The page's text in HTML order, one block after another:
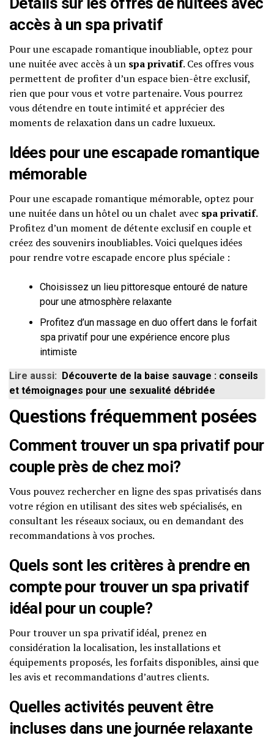
accès à un spa privatif
Pour une escapade romantique inoubliable, optez pour
une nuitée avec accès à un spa privatif. Ces offres vous
permettent de profiter d’un espace bien-être exclusif,
rien que pour vous et votre partenaire. Vous pourrez
vous détendre en toute intimité et apprécier des
moments de relaxation dans un cadre luxueux.
Idées pour une escapade romantique
mémorable
Pour une escapade romantique mémorable, optez pour
une nuitée dans un hôtel ou un chalet avec spa privatif.
Profitez d’un moment de détente exclusif en couple et
créez des souvenirs inoubliables. Voici quelques idées
pour rendre votre escapade encore plus spéciale :
Choisissez un lieu pittoresque entouré de nature
pour une atmosphère relaxante
Profitez d’un massage en duo offert dans le forfait
spa privatif pour une expérience encore plus
intimiste
Lire aussi: Découverte de la baise sauvage : conseils
et témoignages pour une sexualité débridée
Questions fréquemment posées
Comment trouver un spa privatif pour
couple près de chez moi?
Vous pouvez rechercher en ligne des spas privatisés dans
votre région en utilisant des sites web spécialisés, en
consultant les réseaux sociaux, ou en demandant des
recommandations à vos proches.
Quels sont les critères à prendre en
compte pour trouver un spa privatif
idéal pour un couple?
Pour trouver un spa privatif idéal, prenez en
considération la localisation, les installations et
équipements proposés, les forfaits disponibles, ainsi que
les avis et recommandations d’autres clients.
Quelles activités peuvent être
incluses dans une journée relaxante